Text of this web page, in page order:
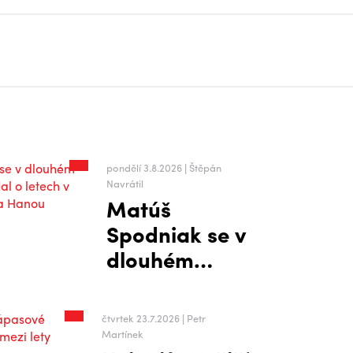
pondělí 3.8.2026 | Štěpán
Navrátil
Matúš
Spodniak se v
dlouhém
rozpovídal o
letech v
čtvrtek 23.7.2026 | Petr
Martínek